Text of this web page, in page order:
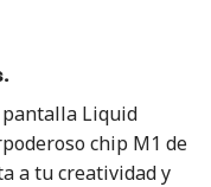
pantalla Liquid
chip M1 de
a tu creatividad y